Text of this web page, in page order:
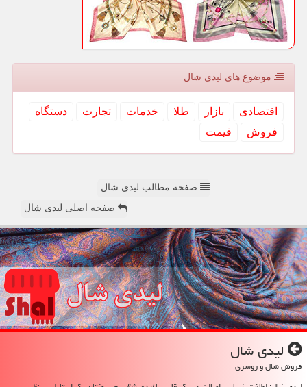
موضوع های لیدی شال
اقتصادی بازار طلا خدمات تجارت
دستگاه
فروش
قیمت
صفحه مطالب لیدی شال
صفحه اصلی لیدی شال
لیدی شال
فروش شال و روسری